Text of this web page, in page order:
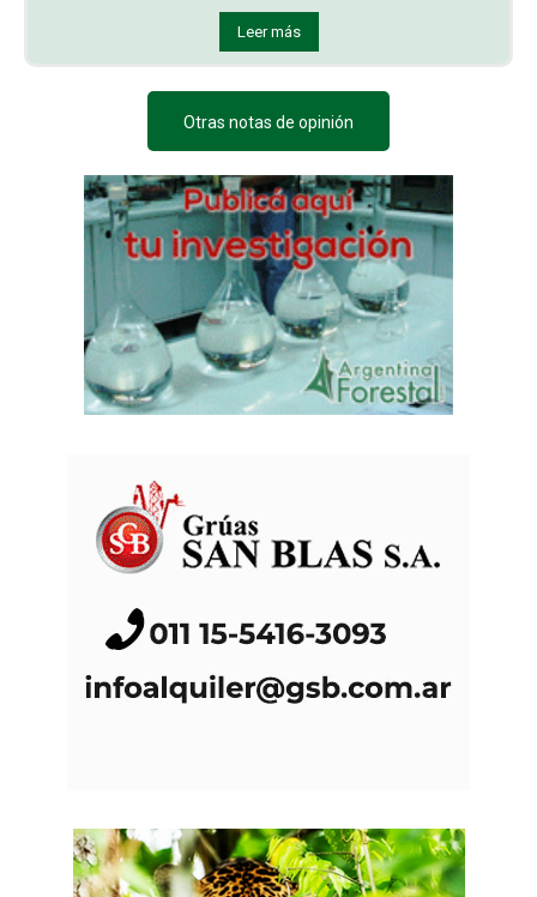
Leer más
Otras notas de opinión